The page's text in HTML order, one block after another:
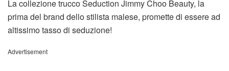
La collezione trucco Seduction Jimmy Choo Beauty, la
prima del brand dello stilista malese, promette di essere ad
altissimo tasso di seduzione!
Advertisement